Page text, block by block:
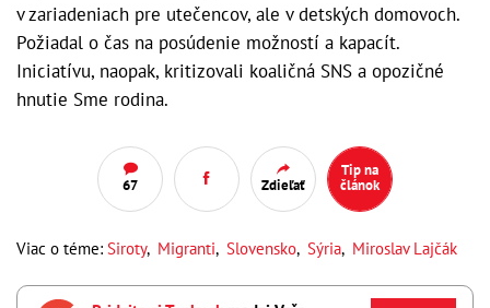
v zariadeniach pre utečencov, ale v detských domovoch.
Požiadal o čas na posúdenie možností a kapacít.
Iniciatívu, naopak, kritizovali koaličná SNS a opozičné
hnutie Sme rodina.
67 Zdieľať
Tip na
článok
Viac o téme: Siroty, Migranti, Slovensko, Sýria, Miroslav Lajčák